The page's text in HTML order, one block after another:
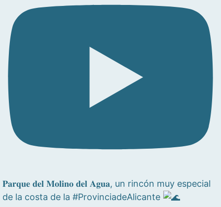
𝐏𝐚𝐫𝐪𝐮𝐞 𝐝𝐞𝐥 𝐌𝐨𝐥𝐢𝐧𝐨 𝐝𝐞𝐥 𝐀𝐠𝐮𝐚, un rincón muy especial
de la costa de la #ProvinciadeAlicante